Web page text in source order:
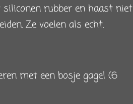
rubber en haast niet
Ze voelen als echt.
met een bosje gagel (6